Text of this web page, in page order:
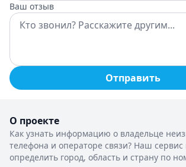
Ваш отзыв
Отправить
О проекте
Как узнать информацию о владельце
телефона и операторе связи? Наш
определить город, область и страну по